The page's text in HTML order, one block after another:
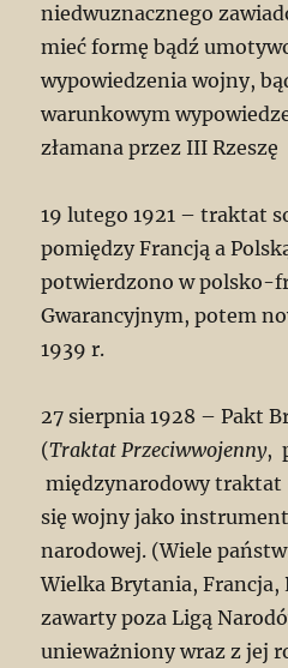
niedwuznacznego
mieć formę bądź
wypowiedzenia wojny,
warunkowym
złamana przez III Rzeszę
19 lutego 1921 – traktat
pomiędzy Francją a
potwierdzono w polsko-
Gwarancyjnym, potem
1939 r.
27 sierpnia 1928 – Pakt
(Traktat Przeciwwojenny,
międzynarodowy traktat
się wojny jako
narodowej. (Wiele
Wielka Brytania, Francja,
zawarty poza Ligą
unieważniony wraz z jej